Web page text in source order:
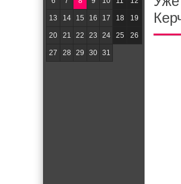
13 14 15 16 17 18 19
20 21 22 23 24 25 26
27 28 29 30 31